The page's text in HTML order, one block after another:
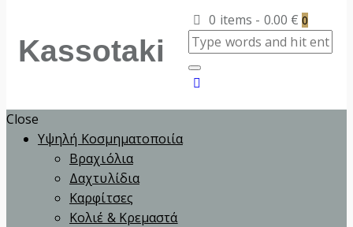
Kassotaki
0 items - 0.00 € 0
Close
Υψηλή Κοσμηματοποιία
Βραχιόλια
Δαχτυλίδια
Καρφίτσες
Κολιέ & Κρεμαστά